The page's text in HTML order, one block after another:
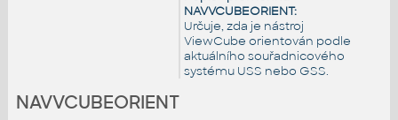
NAVVCUBEORIENT:
Určuje, zda je nástroj
ViewCube orientován podle
aktuálního souřadnicového
systému USS nebo GSS.
NAVVCUBEORIENT